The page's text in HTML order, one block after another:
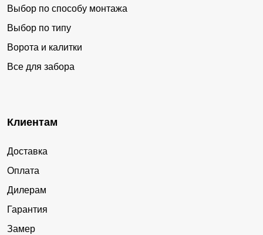
Выбор по способу монтажа
Выбор по типу
Ворота и калитки
Все для забора
Клиентам
Доставка
Оплата
Дилерам
Гарантия
Замер